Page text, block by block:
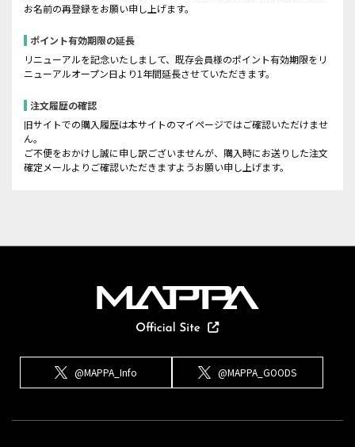
お名前の再登録をお願い申し上げます。
ポイント有効期限の延長
リニューアルを記念いたしまして、既存会員様のポイント有効期限をリ
ニューアルオープン日より1年間延長させていただきます。
注文履歴の確認
旧サイトでの購入履歴は本サイトのマイページではご確認いただけませ
ん。
ご不便をおかけし誠に申し訳ございませんが、購入時にお送りした注文
確定メールよりご確認いただきますようお願い申し上げます。
@MAPPA_Info @MAPPA_GOODS